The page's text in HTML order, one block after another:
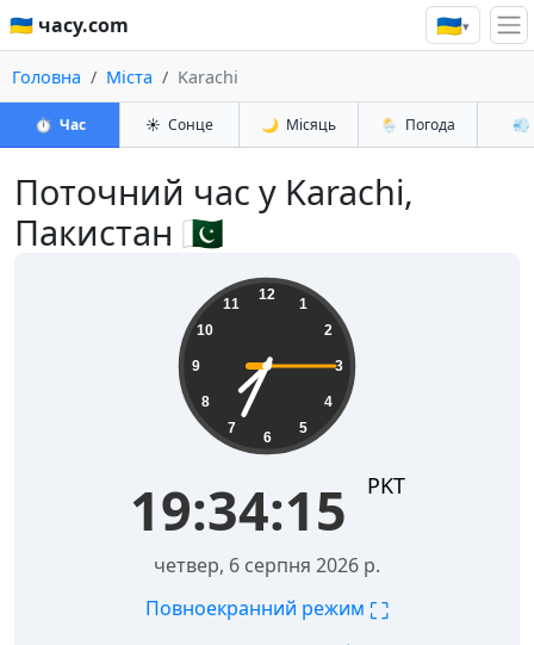
🇺🇦 часу.com 🇺🇦▾
Головна Міста Karachi
⏱️ Час ☀️ Сонце 🌙 Місяць 🌦️ Погода 💨
Поточний час у Karachi,
Пакистан 🇵🇰
12
1
2
3
4
5
6
7
8
9
10
11
19:34:16 PKT
четвер, 6 серпня 2026 р.
Повноекранний режим ⛶